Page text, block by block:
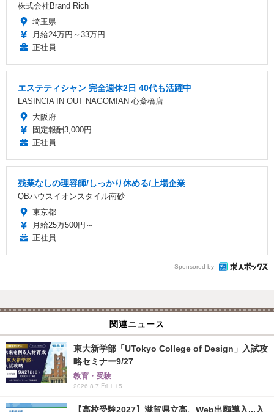
株式会社Brand Rich
埼玉県
月給24万円～33万円
正社員
エステティシャン 完全週休2日 40代も活躍中
LASINCIA IN OUT NAGOMIAN 心斎橋店
大阪府
固定報酬3,000円
正社員
残業なしの理容師/しっかり休める/上場企業
QBハウスイオンスタイル南砂
東京都
月給25万500円～
正社員
Sponsored by
関連ニュース
東大新学部「UTokyo College of Design」入試攻
略セミナー9/27
教育・受験
2026.8.7 Fri 1:15
【高校受験2027】滋賀県立高、Web出願導入...入